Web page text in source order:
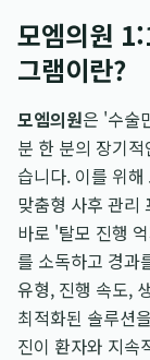
모엠의원
그램이란?
모엠의원은 '수술
분 한 분의 장기
습니다. 이를 위
맞춤형 사후 관리
바로 '탈모 진행
를 소독하고 경과
유형, 진행 속도,
최적화된 솔루션
진이 환자와 지속